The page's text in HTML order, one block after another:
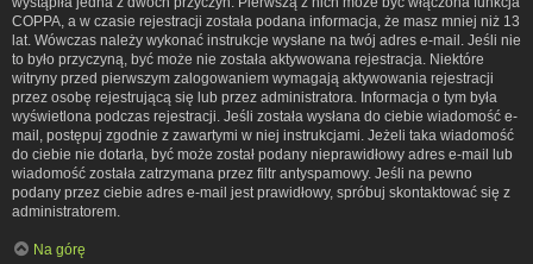
COPPA, a w czasie rejestracji została podana informacja, że masz mniej niż 13
lat. Wówczas należy wykonać instrukcje wysłane na twój adres e-mail. Jeśli nie
to było przyczyną, być może nie została aktywowana rejestracja. Niektóre
witryny przed pierwszym zalogowaniem wymagają aktywowania rejestracji
przez osobę rejestrującą się lub przez administratora. Informacja o tym była
wyświetlona podczas rejestracji. Jeśli została wysłana do ciebie wiadomość e-
mail, postępuj zgodnie z zawartymi w niej instrukcjami. Jeżeli taka wiadomość
do ciebie nie dotarła, być może został podany nieprawidłowy adres e-mail lub
wiadomość została zatrzymana przez filtr antyspamowy. Jeśli na pewno
podany przez ciebie adres e-mail jest prawidłowy, spróbuj skontaktować się z
administratorem.
Na górę